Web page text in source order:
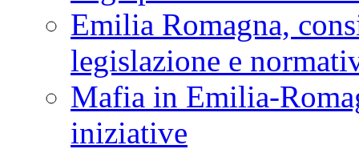
Emilia Romagna,
legislazione e
Mafia in Emilia-
iniziative